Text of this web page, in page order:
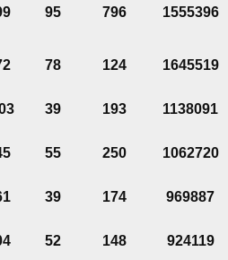
95 796 1555396
78 124 1645519
39 193 1138091
55 250 1062720
39 174 969887
52 148 924119